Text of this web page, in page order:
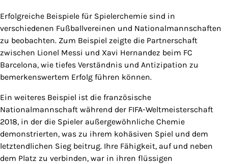
Erfolgreiche Beispiele für Spielerchemie sind in
verschiedenen Fußballvereinen und Nationalmannschaften
zu beobachten. Zum Beispiel zeigte die Partnerschaft
zwischen Lionel Messi und Xavi Hernandez beim FC
Barcelona, wie tiefes Verständnis und Antizipation zu
bemerkenswertem Erfolg führen können.
Ein weiteres Beispiel ist die französische
Nationalmannschaft während der FIFA-Weltmeisterschaft
2018, in der die Spieler außergewöhnliche Chemie
demonstrierten, was zu ihrem kohäsiven Spiel und dem
letztendlichen Sieg beitrug. Ihre Fähigkeit, auf und neben
dem Platz zu verbinden, war in ihren flüssigen